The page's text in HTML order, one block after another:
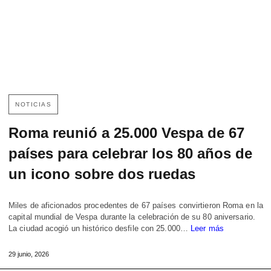
NOTICIAS
Roma reunió a 25.000 Vespa de 67
países para celebrar los 80 años de
un icono sobre dos ruedas
Miles de aficionados procedentes de 67 países convirtieron Roma en la
capital mundial de Vespa durante la celebración de su 80 aniversario.
La ciudad acogió un histórico desfile con 25.000… Leer más
29 junio, 2026